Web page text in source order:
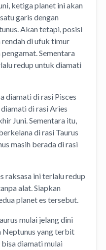
ketiga planet ini akan
garis dengan
Akan tetapi, posisi
di ufuk timur
Sementara
redup untuk diamati
diamati di rasi Pisces
di rasi Aries
Juni. Sementara itu,
di rasi Taurus
masih berada di rasi
raksasa ini terlalu redup
alat. Siapkan
planet es tersebut.
mulai jelang dini
Neptunus yang terbit
diamati mulai